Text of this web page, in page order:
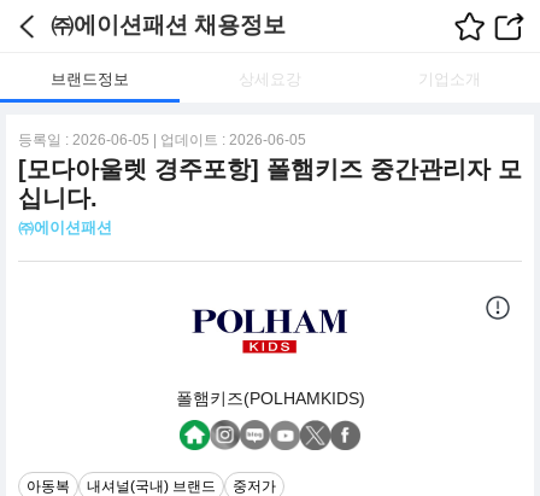
㈜에이션패션 채용정보
브랜드정보 상세요강 기업소개
등록일 : 2026-06-05 | 업데이트 : 2026-06-05
[모다아울렛 경주포항] 폴햄키즈 중간관리자 모
십니다.
㈜에이션패션
폴햄키즈(POLHAMKIDS)
아동복 내셔널(국내) 브랜드 중저가